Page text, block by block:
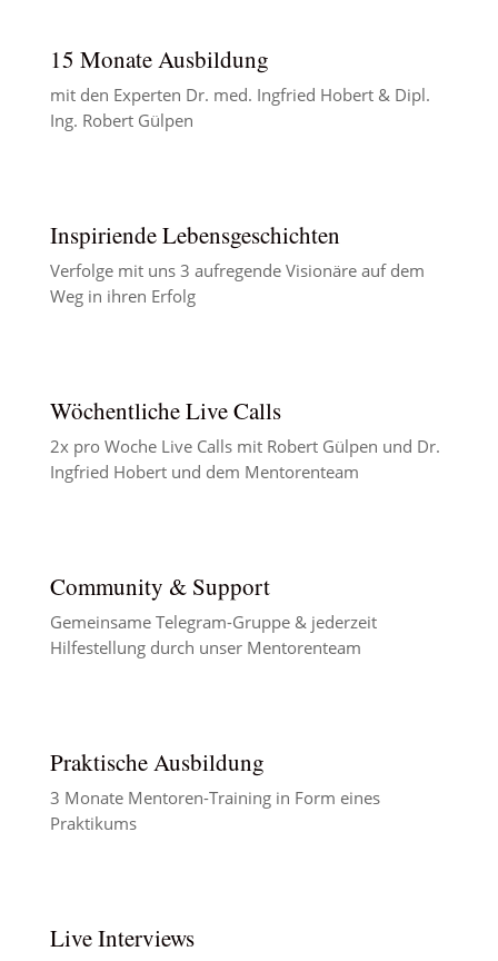
15 Monate Ausbildung
mit den Experten Dr. med. Ingfried Hobert & Dipl.
Ing. Robert Gülpen
Inspiriende Lebensgeschichten
Verfolge mit uns 3 aufregende Visionäre auf dem
Weg in ihren Erfolg
Wöchentliche Live Calls
2x pro Woche Live Calls mit Robert Gülpen und Dr.
Ingfried Hobert und dem Mentorenteam
Community & Support
Gemeinsame Telegram-Gruppe & jederzeit
Hilfestellung durch unser Mentorenteam
Praktische Ausbildung
3 Monate Mentoren-Training in Form eines
Praktikums
Live Interviews